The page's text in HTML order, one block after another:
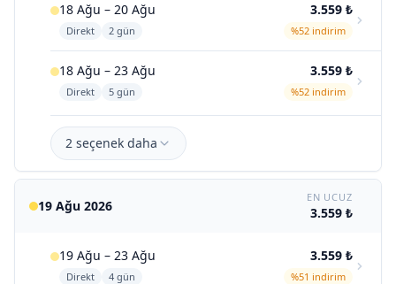
18 Ağu – 20 Ağu
Direkt 2 gün
3.559 ₺
%52 indirim
18 Ağu – 23 Ağu
Direkt 5 gün
3.559 ₺
%52 indirim
2 seçenek daha
19 Ağu 2026
EN UCUZ
3.559 ₺
19 Ağu – 23 Ağu
Direkt 4 gün
3.559 ₺
%51 indirim